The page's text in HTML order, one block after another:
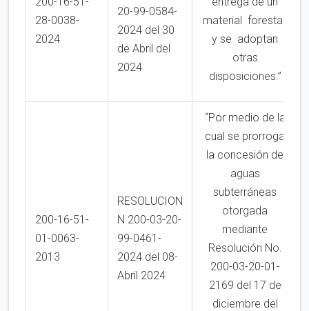
28-0038-
2024
20-99-0584-
2024 del 30
de Abril del
2024
material forestal
y se adoptan
otras
disposiciones.”
200-16-51-
01-0063-
2013
RESOLUCION
N 200-03-20-
99-0461-
2024 del 08-
Abril 2024
“Por medio de la
cual se prorroga
la concesión de
aguas
subterráneas
otorgada
mediante
Resolución No.
200-03-20-01-
2169 del 17 de
diciembre del